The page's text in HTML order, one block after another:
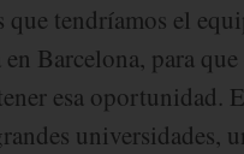
que tendríamos el
Barcelona, para
esa oportunidad.
universidades,